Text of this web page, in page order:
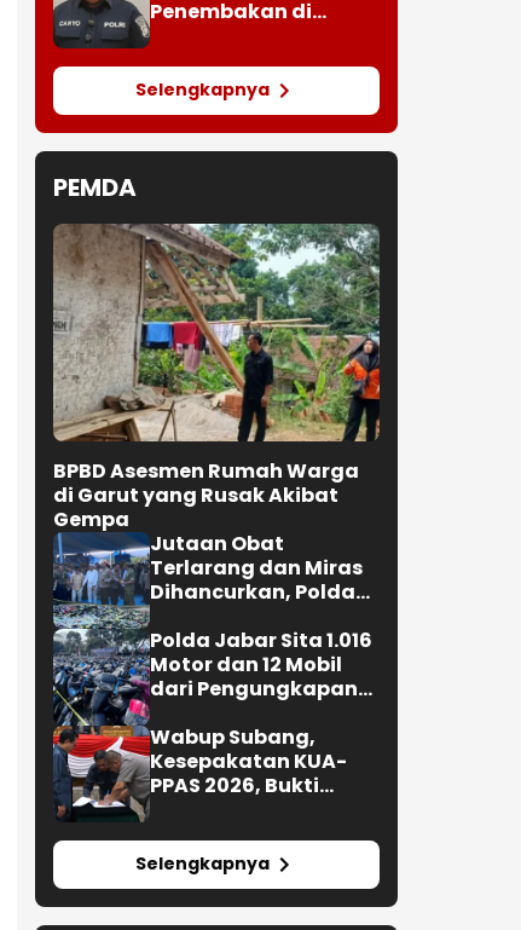
Penembakan di
Tak Berada di Lokasi
Selengkapnya
PEMDA
BPBD Asesmen Rumah Warga
di Garut yang Rusak Akibat
Gempa
Jutaan Obat
Terlarang dan Miras
Dihancurkan, Polda
Tersangka
Polda Jabar Sita 1.016
Motor dan 12 Mobil
dari Pengungkapan
Wabup Subang,
Kesepakatan KUA-
PPAS 2026, Bukti
Selengkapnya